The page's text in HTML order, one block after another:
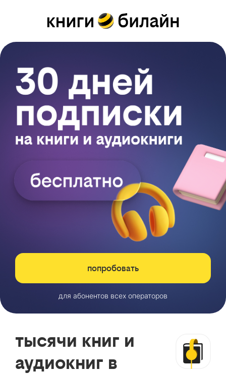
попробовать
для абонентов всех операторов
тысячи книг и
аудиокниг в